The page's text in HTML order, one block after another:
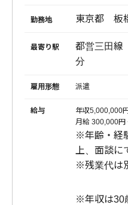
勤務地 東京都 板
最寄り駅
都営三田
分
雇用形態 派遣
給与
年収5,000,000円
月給 300,000円
※年齢・経
上、面談に
※残業代は
※年収は30